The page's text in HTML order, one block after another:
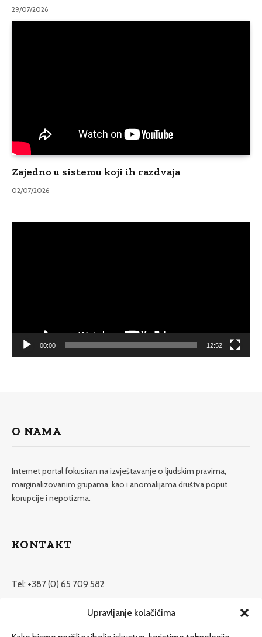
Upravljanje kolačićima
29/07/2026
Zajedno u sistemu koji ih razdvaja
02/07/2026
00:00 12:52
O NAMA
Internet portal fokusiran na izvještavanje o ljudskim pravima,
marginalizovanim grupama, kao i anomalijama društva poput
korupcije i nepotizma.
KONTAKT
Tel: +387 (0) 65 709 582
redakcija@etrafika.net